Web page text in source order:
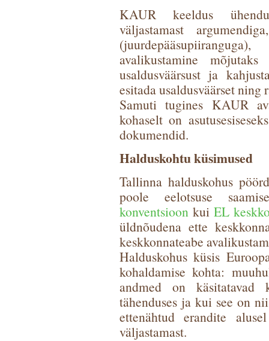
KAUR keeldus
väljastamast
avalikustamine
usaldusväärsust ja
esitada usaldusväärset
Samuti tugines KAUR
kohaselt on
dokumendid.
Halduskohtu küsimused
Tallinna halduskohus
poole eelotsuse
konventsioonkui EL
üldnõudena ette
keskkonnateabe
Halduskohus küsis
kohaldamise kohta:
andmed on käsitatavad
tähenduses ja kui see on
ettenähtud erandite
väljastamast.